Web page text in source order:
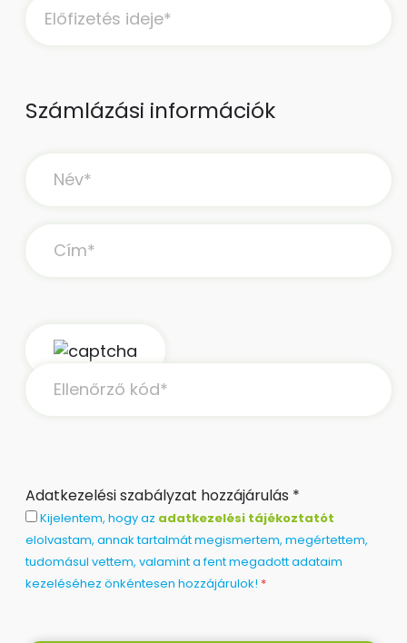
Számlázási információk
Adatkezelési szabályzat hozzájárulás *
Kijelentem, hogy az adatkezelési tájékoztatót
elolvastam, annak tartalmát megismertem, megértettem,
tudomásul vettem, valamint a fent megadott adataim
kezeléséhez önkéntesen hozzájárulok! *